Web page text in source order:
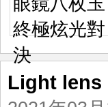
Light lens